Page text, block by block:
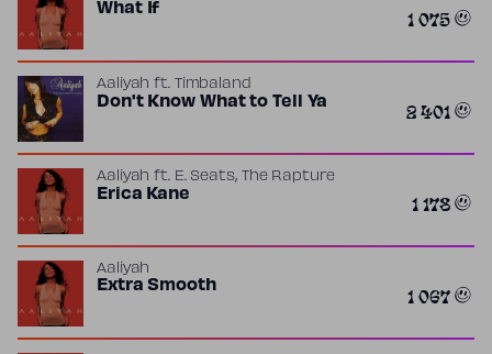
What If 1 075
Aaliyah ft. Timbaland
Don't Know What to Tell Ya 2 401
Aaliyah ft. E. Seats, The Rapture
Erica Kane 1 178
Aaliyah
Extra Smooth 1 067